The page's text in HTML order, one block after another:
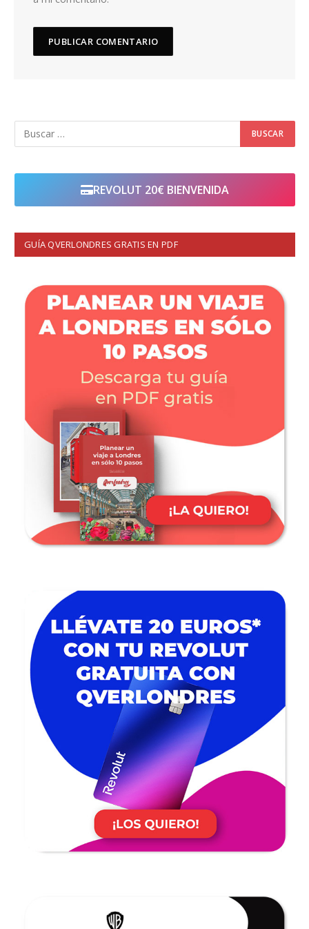
REVOLUT 20€ BIENVENIDA
GUÍA QVERLONDRES GRATIS EN PDF